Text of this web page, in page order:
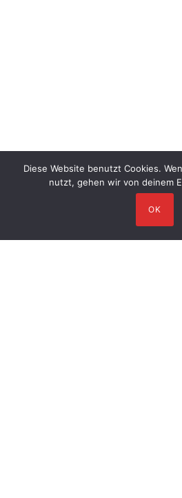
Diese Website benutzt Cookies.
nutzt, gehen wir von deinem
OK